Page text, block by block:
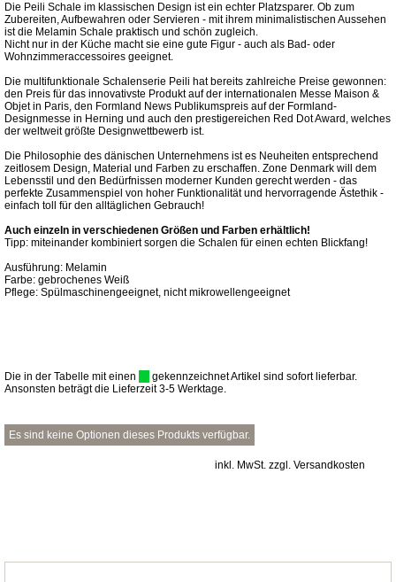
Die Peili Schale im klassischen Design ist ein echter Platzsparer. Ob zum
Zubereiten, Aufbewahren oder Servieren - mit ihrem minimalistischen Aussehen
ist die Melamin Schale praktisch und schön zugleich.
Nicht nur in der Küche macht sie eine gute Figur - auch als Bad- oder
Wohnzimmeraccessoires geeignet.
Die multifunktionale Schalenserie Peili hat bereits zahlreiche Preise gewonnen:
den Preis für das innovativste Produkt auf der internationalen Messe Maison &
Objet in Paris, den Formland News Publikumspreis auf der Formland-
Designmesse in Herning und auch den prestigereichen Red Dot Award, welches
der weltweit größte Designwettbewerb ist.
Die Philosophie des dänischen Unternehmens ist es Neuheiten entsprechend
zeitlosem Design, Material und Farben zu erschaffen. Zone Denmark will dem
Lebensstil und den Bedürfnissen moderner Kunden gerecht werden - das
perfekte Zusammenspiel von hoher Funktionalität und hervorragende Ästethik -
einfach toll für den alltäglichen Gebrauch!
Auch einzeln in verschiedenen Größen und Farben erhältlich!
Tipp: miteinander kombiniert sorgen die Schalen für einen echten Blickfang!
Ausführung: Melamin
Farbe: gebrochenes Weiß
Pflege: Spülmaschinengeeignet, nicht mikrowellengeeignet
Die in der Tabelle mit einen
gekennzeichnet Artikel sind sofort lieferbar.
Ansonsten beträgt die Lieferzeit 3-5 Werktage.
Es sind keine Optionen dieses Produkts verfügbar.
inkl. MwSt. zzgl. Versandkosten